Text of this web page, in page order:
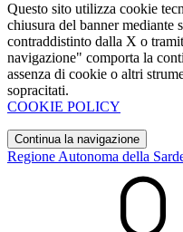
Questo sito utilizza cookie
chiusura del banner mediante
contraddistinto dalla X o
navigazione" comporta la
assenza di cookie o altri
sopracitati.
COOKIE POLICY
Continua la navigazione
Regione Autonoma della